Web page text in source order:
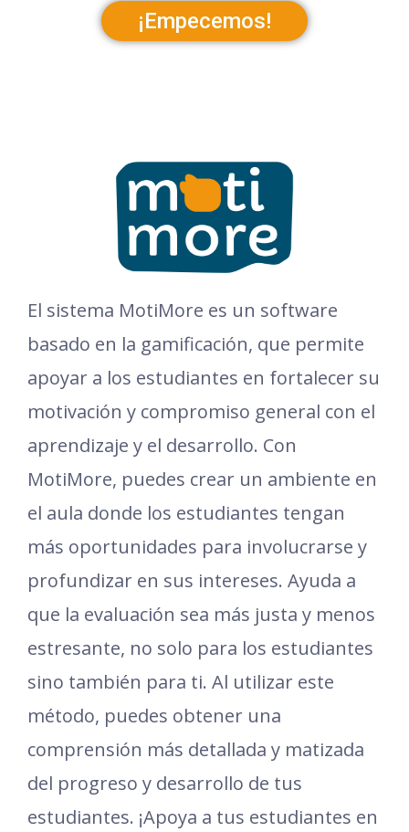
¡Empecemos!
El sistema MotiMore es un software
basado en la gamificación, que permite
apoyar a los estudiantes en fortalecer su
motivación y compromiso general con el
aprendizaje y el desarrollo. Con
MotiMore, puedes crear un ambiente en
el aula donde los estudiantes tengan
más oportunidades para involucrarse y
profundizar en sus intereses. Ayuda a
que la evaluación sea más justa y menos
estresante, no solo para los estudiantes
sino también para ti. Al utilizar este
método, puedes obtener una
comprensión más detallada y matizada
del progreso y desarrollo de tus
estudiantes. ¡Apoya a tus estudiantes en